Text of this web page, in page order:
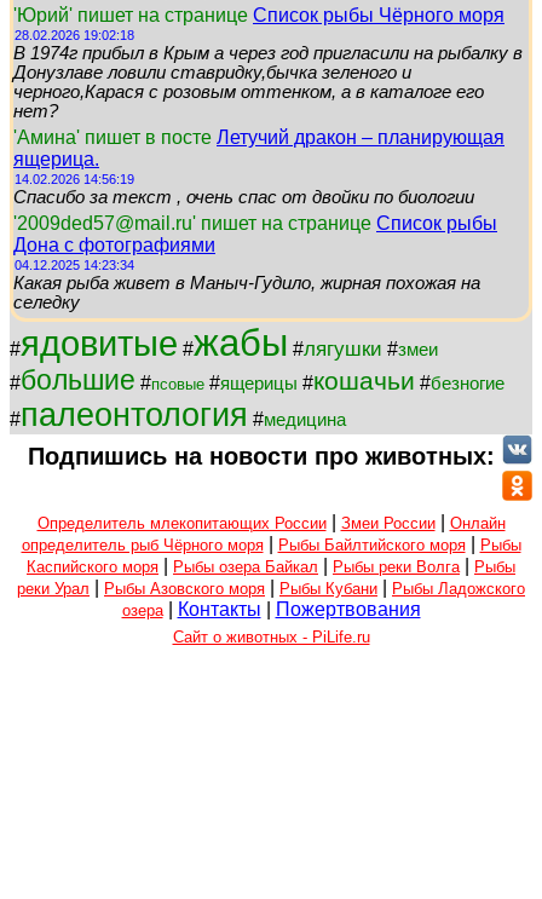
'Юрий' пишет на странице Список рыбы Чёрного моря
28.02.2026 19:02:18
В 1974г прибыл в Крым а через год пригласили на рыбалку в
Донузлаве ловили ставридку,бычка зеленого и
черного,Карася с розовым оттенком, а в каталоге его
нет?
'Амина' пишет в посте Летучий дракон – планирующая
ящерица.
14.02.2026 14:56:19
Спасибо за текст , очень спас от двойки по биологии
'2009ded57@mail.ru' пишет на странице Список рыбы
Дона с фотографиями
04.12.2025 14:23:34
Какая рыба живет в Маныч-Гудило, жирная похожая на
селедку
#ядовитые #жабы #лягушки #змеи
#большие #псовые #ящерицы #кошачьи #безногие
#палеонтология #медицина
Подпишись на новости про животных:
Определитель млекопитающих России| Змеи России| Онлайн
определитель рыб Чёрного моря| Рыбы Байлтийского моря|
Рыбы
Каспийского моря
Рыбы озера Байкал Рыбы реки Волга
Рыбы
реки Урал
Рыбы Азовского моря Рыбы Кубани
Рыбы Ладожского
озера| Контакты Пожертвования
Сайт о животных - PiLife.ru